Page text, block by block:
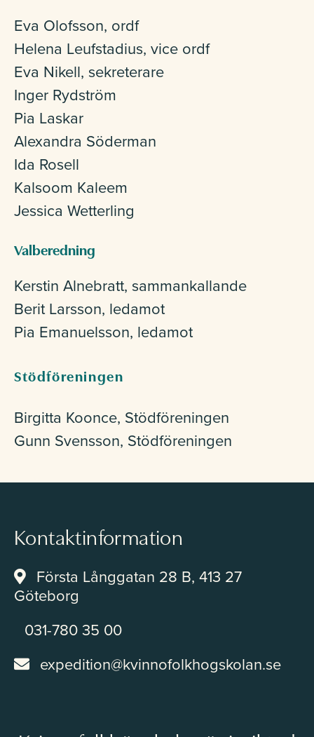
Lokaluthyrning
Eva Olofsson, ordf
Helena Leufstadius, vice ordf
Eva Nikell, sekreterare
Inger Rydström
Pia Laskar
Alexandra Söderman
Ida Rosell
Kalsoom Kaleem
Jessica Wetterling
Valberedning
Kerstin Alnebratt, sammankallande
Berit Larsson, ledamot
Pia Emanuelsson, ledamot
Stödföreningen
Birgitta Koonce, Stödföreningen
Gunn Svensson, Stödföreningen
Kontaktinformation
Första Långgatan 28 B, 413 27
Göteborg
031-780 35 00
expedition@kvinnofolkhogskolan.se